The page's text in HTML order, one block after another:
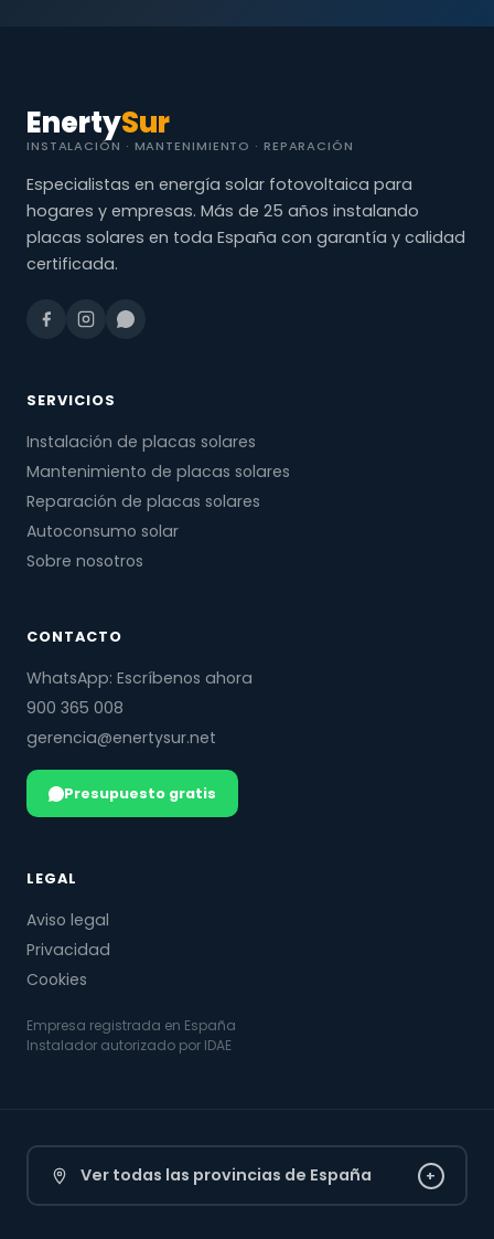
EnertySur
INSTALACIÓN · MANTENIMIENTO · REPARACIÓN
Especialistas en energía solar fotovoltaica para
hogares y empresas. Más de 25 años instalando
placas solares en toda España con garantía y calidad
certificada.
SERVICIOS
Instalación de placas solares
Mantenimiento de placas solares
Reparación de placas solares
Autoconsumo solar
Sobre nosotros
CONTACTO
WhatsApp: Escríbenos ahora
900 365 008
gerencia@enertysur.net
Presupuesto gratis
LEGAL
Aviso legal
Privacidad
Cookies
Empresa registrada en España
Instalador autorizado por IDAE
Ver todas las provincias de España +